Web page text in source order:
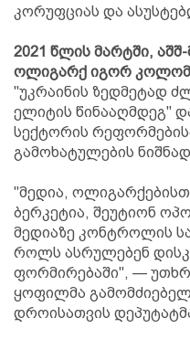
კორუფციას და
2021 წლის მარტში,
ოლიგარქ იგორ
"უკრაინის ზედმეტად
ელიტის წინააღმდეგ"
სექტორის
გამოხატულების
"მედია,
ბერკეტია, შეუტიონ
მედიაზე კონტროლის
როლს ასრულებენ
ფორმირებაში", —
ყოფილმა
დროისათვის